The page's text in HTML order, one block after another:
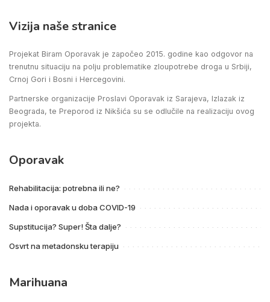
Vizija naše stranice
Projekat Biram Oporavak je započeo 2015. godine kao odgovor na
trenutnu situaciju na polju problematike zloupotrebe droga u Srbiji,
Crnoj Gori i Bosni i Hercegovini.
Partnerske organizacije Proslavi Oporavak iz Sarajeva, Izlazak iz
Beograda, te Preporod iz Nikšića su se odlučile na realizaciju ovog
projekta.
Oporavak
Rehabilitacija: potrebna ili ne?
Nada i oporavak u doba COVID-19
Supstitucija? Super! Šta dalje?
Osvrt na metadonsku terapiju
Marihuana